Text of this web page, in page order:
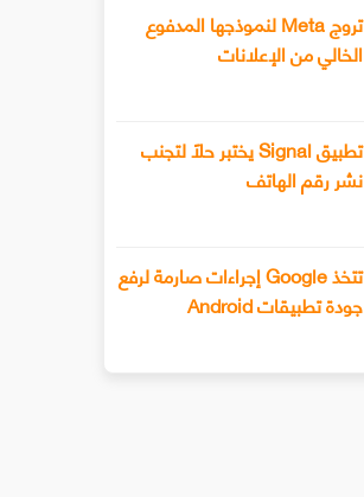
تروج Meta لنموذجها المدفوع
الخالي من الإعلانات
تطبيق Signal يختبر حلًا لتجنب
نشر رقم الهاتف
تتخذ Google إجراءات صارمة لرفع
جودة تطبيقات Android